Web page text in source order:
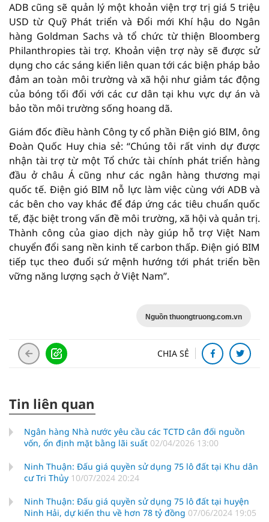
ADB cũng sẽ quản lý một khoản viện trợ trị giá 5 triệu
USD từ Quỹ Phát triển và Đổi mới Khí hậu do Ngân
hàng Goldman Sachs và tổ chức từ thiện Bloomberg
Philanthropies tài trợ. Khoản viện trợ này sẽ được sử
dụng cho các sáng kiến liên quan tới các biện pháp bảo
đảm an toàn môi trường và xã hội như giảm tác động
của bóng tối đối với các cư dân tại khu vực dự án và
bảo tồn môi trường sống hoang dã.
Giám đốc điều hành Công ty cổ phần Điện gió BIM, ông
Đoàn Quốc Huy chia sẻ: “Chúng tôi rất vinh dự được
nhận tài trợ từ một Tổ chức tài chính phát triển hàng
đầu ở châu Á cũng như các ngân hàng thương mại
quốc tế. Điện gió BIM nỗ lực làm việc cùng với ADB và
các bên cho vay khác để đáp ứng các tiêu chuẩn quốc
tế, đặc biệt trong vấn đề môi trường, xã hội và quản trị.
Thành công của giao dịch này giúp hỗ trợ Việt Nam
chuyển đổi sang nền kinh tế carbon thấp. Điện gió BIM
tiếp tục theo đuổi sứ mệnh hướng tới phát triển bền
vững năng lượng sạch ở Việt Nam”.
Nguồn thuongtruong.com.vn
CHIA SẺ
Tin liên quan
Ngân hàng Nhà nước yêu cầu các TCTD cân đối nguồn
vốn, ổn định mặt bằng lãi suất 02/04/2026 13:00
Ninh Thuận: Đấu giá quyền sử dụng 75 lô đất tại Khu dân
cư Tri Thủy 10/07/2024 20:24
Ninh Thuận: Đấu giá quyền sử dụng 75 lô đất tại huyện
Ninh Hải, dự kiến thu về hơn 78 tỷ đồng 07/06/2024 19:05